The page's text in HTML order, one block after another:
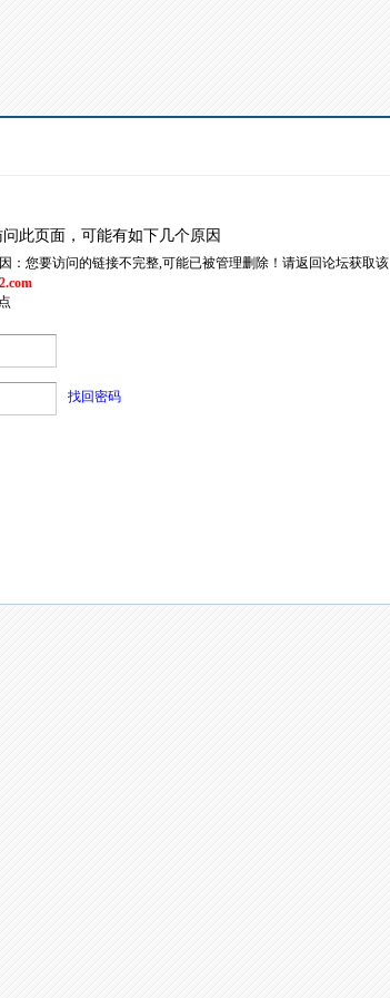
此页面，可能有如下几个原因
：您要访问的链接不完整,可能已被管理删除！请返回论坛获取该
找回密码